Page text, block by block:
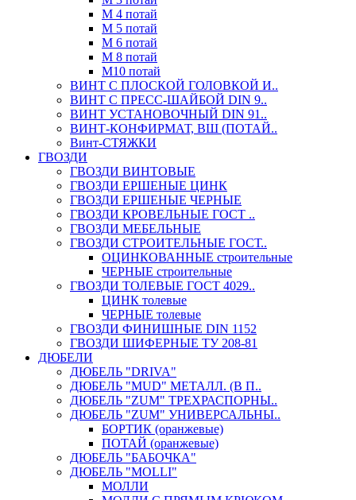
М 4 потай
М 5 потай
М 6 потай
М 8 потай
М10 потай
ВИНТ С ПЛОСКОЙ ГОЛОВКОЙ И..
ВИНТ С ПРЕСС-ШАЙБОЙ DIN 9..
ВИНТ УСТАНОВОЧНЫЙ DIN 91..
ВИНТ-КОНФИРМАТ, ВШ (ПОТАЙ..
Винт-СТЯЖКИ
ГВОЗДИ
ГВОЗДИ ВИНТОВЫЕ
ГВОЗДИ ЕРШЕНЫЕ ЦИНК
ГВОЗДИ ЕРШЕНЫЕ ЧЕРНЫЕ
ГВОЗДИ КРОВЕЛЬНЫЕ ГОСТ ..
ГВОЗДИ МЕБЕЛЬНЫЕ
ГВОЗДИ СТРОИТЕЛЬНЫЕ ГОСТ..
ОЦИНКОВАННЫЕ строительные
ЧЕРНЫЕ строительные
ГВОЗДИ ТОЛЕВЫЕ ГОСТ 4029..
ЦИНК толевые
ЧЕРНЫЕ толевые
ГВОЗДИ ФИНИШНЫЕ DIN 1152
ГВОЗДИ ШИФЕРНЫЕ ТУ 208-81
ДЮБЕЛИ
ДЮБЕЛЬ "DRIVA"
ДЮБЕЛЬ "MUD" МЕТАЛЛ. (В П..
ДЮБЕЛЬ "ZUM" ТРЕХРАСПОРНЫ..
ДЮБЕЛЬ "ZUM" УНИВЕРСАЛЬНЫ..
БОРТИК (оранжевые)
ПОТАЙ (оранжевые)
ДЮБЕЛЬ "БАБОЧКА"
ДЮБЕЛЬ "МOLLI"
МОЛЛИ